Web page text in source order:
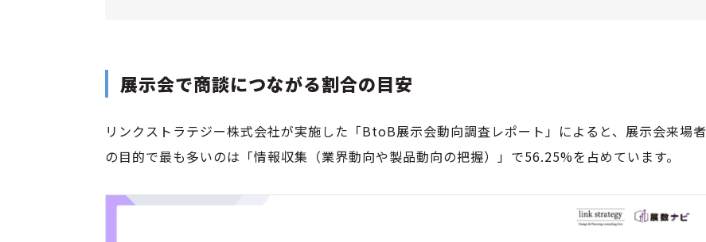
展示会で商談につながる割合の目安
リンクストラテジー株式会社が実施した「BtoB展示会動向調査レポート」によると、展示会来場者
の目的で最も多いのは「情報収集（業界動向や製品動向の把握）」で56.25%を占めています。